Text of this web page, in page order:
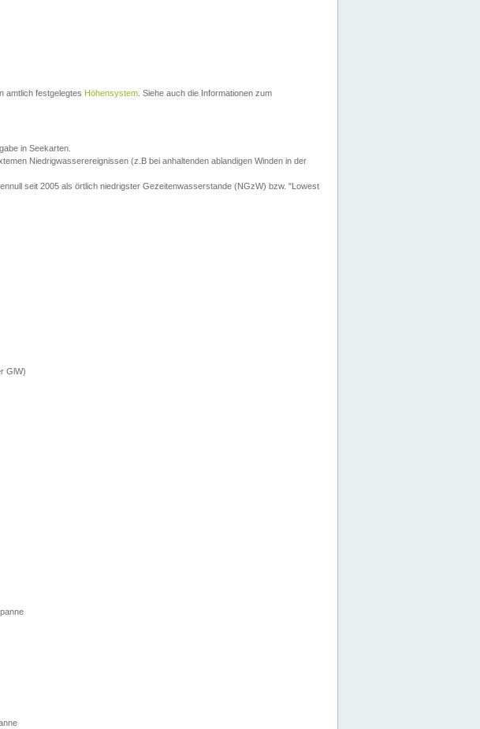
amtlich festgelegtes Höhensystem . Siehe auch die Informationen zum
in Seekarten.
Niedrigwasserereignissen (z.B bei anhaltenden ablandigen Winden in der
seit 2005 als örtlich niedrigster Gezeitenwasserstande (NGzW) bzw. "Lowest
GlW)